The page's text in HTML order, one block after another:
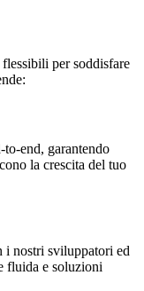
per soddisfare
end, garantendo
la crescita del tuo
i nostri sviluppatori ed
fluida e soluzioni